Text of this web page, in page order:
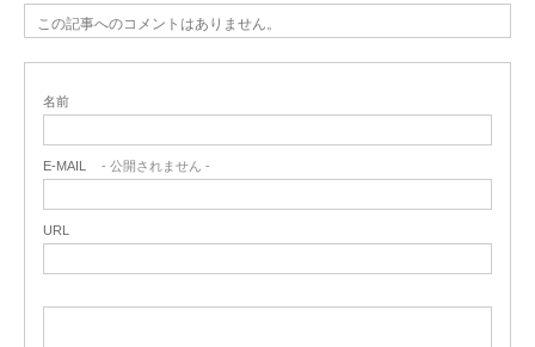
この記事へのコメントはありません。
名前
E-MAIL - 公開されません -
URL